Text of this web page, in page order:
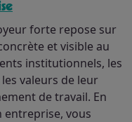
forte repose sur
et visible au
institutionnels, les
valeurs de leur
de travail. En
vous